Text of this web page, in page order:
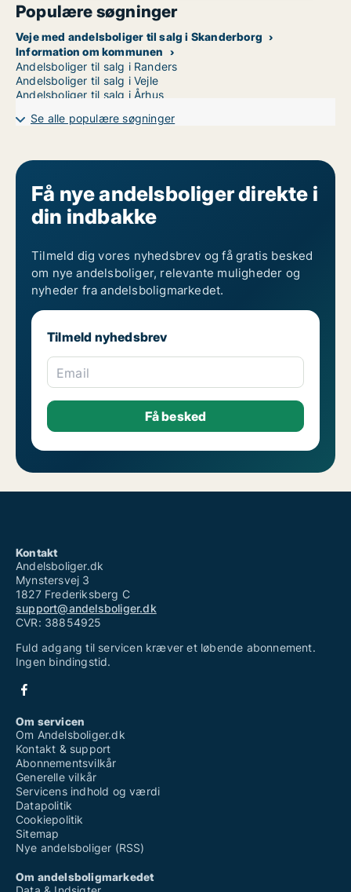
Populære søgninger
Veje med andelsboliger til salg i Skanderborg
Information om kommunen
Andelsboliger til salg i Randers
Andelsboliger til salg i Vejle
Andelsboliger til salg i Århus
Se alle populære søgninger
Få nye andelsboliger direkte i
din indbakke
Tilmeld dig vores nyhedsbrev og få gratis besked
om nye andelsboliger, relevante muligheder og
nyheder fra andelsboligmarkedet.
Tilmeld nyhedsbrev
Email
Kontakt
Andelsboliger.dk
Mynstersvej 3
1827 Frederiksberg C
support@andelsboliger.dk
CVR: 38854925
Fuld adgang til servicen kræver et løbende abonnement.
Ingen bindingstid.
Om servicen
Om Andelsboliger.dk
Kontakt & support
Abonnementsvilkår
Generelle vilkår
Servicens indhold og værdi
Datapolitik
Cookiepolitik
Sitemap
Nye andelsboliger (RSS)
Om andelsboligmarkedet